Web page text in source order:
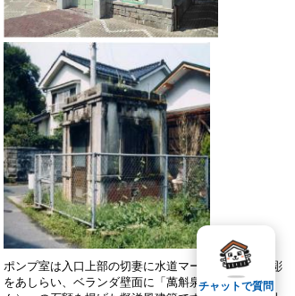
ポンプ室は入口上部の切妻に水道マークと植物の浮彫
をあしらい、ベランダ壁面に「萬斛泉（まんこくせ
チャットで質問